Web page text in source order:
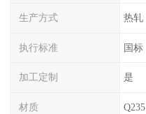
生产方式 热轧
执行标准 国标
加工定制 是
材质 Q235